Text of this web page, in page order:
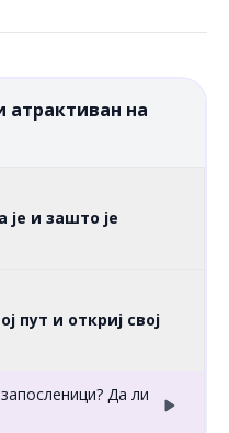
атрактиван на
је и зашто је
пут и откриј свој
Да ли